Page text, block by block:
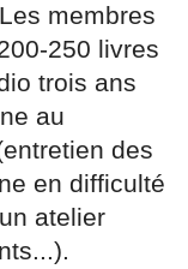
membres
250 livres
trois ans
au
des
en difficulté
atelier